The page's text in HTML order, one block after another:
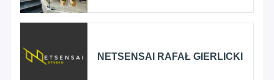
NETSENSAI RAFAŁ GIERLICKI